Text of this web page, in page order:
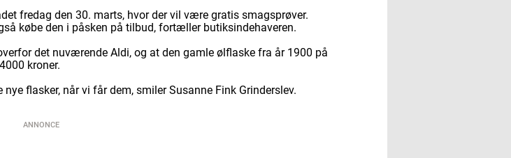
fredag den 30. marts, hvor der vil være gratis smagsprøver.
købe den i påsken på tilbud, fortæller butiksindehaveren.
det nuværende Aldi, og at den gamle ølflaske fra år 1900 på
kroner.
flasker, når vi får dem, smiler Susanne Fink Grinderslev.
ANNONCE